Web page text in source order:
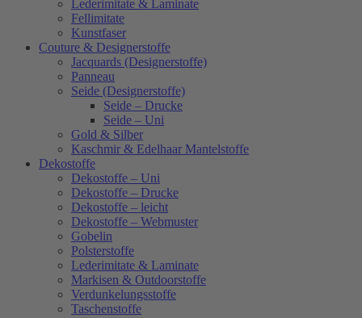
Lederimitate & Laminate
Fellimitate
Kunstfaser
Couture & Designerstoffe
Jacquards (Designerstoffe)
Panneau
Seide (Designerstoffe)
Seide – Drucke
Seide – Uni
Gold & Silber
Kaschmir & Edelhaar Mantelstoffe
Dekostoffe
Dekostoffe – Uni
Dekostoffe – Drucke
Dekostoffe – leicht
Dekostoffe – Webmuster
Gobelin
Polsterstoffe
Lederimitate & Laminate
Markisen & Outdoorstoffe
Verdunkelungsstoffe
Taschenstoffe